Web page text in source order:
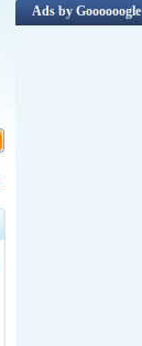
Ads by Goooooogle